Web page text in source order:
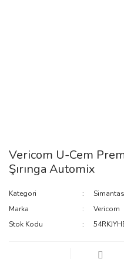
Vericom U-Cem
Şırınga Automix
Kategori
Marka
Vericom
Stok Kodu